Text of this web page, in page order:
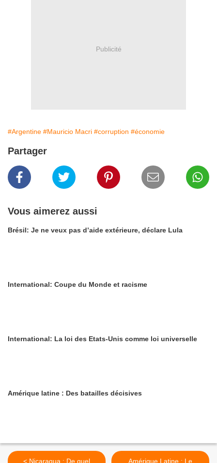
Publicité
#Argentine #Mauricio Macri #corruption #économie
Partager
Vous aimerez aussi
Brésil: Je ne veux pas d’aide extérieure, déclare Lula
International: Coupe du Monde et racisme
International: La loi des Etats-Unis comme loi universelle
Amérique latine : Des batailles décisives
< Nicaragua : De quel Amérique Latine : Le